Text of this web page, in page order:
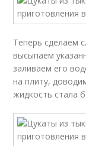
Теперь сделаем
высыпаем
заливаем его
на плиту,
жидкость стала